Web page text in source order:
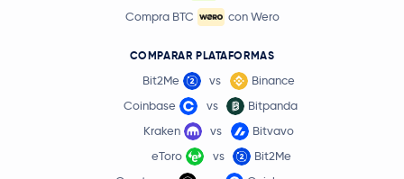
Compra BTC
con Wero
COMPARAR PLATAFORMAS
Bit2Me vs
Binance
Coinbase
vs
Bitpanda
Kraken
vs
Bitvavo
eToro
vs
Bit2Me